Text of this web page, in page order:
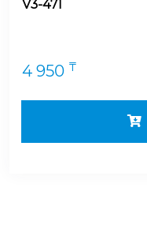
V3-471
4 950 ₸